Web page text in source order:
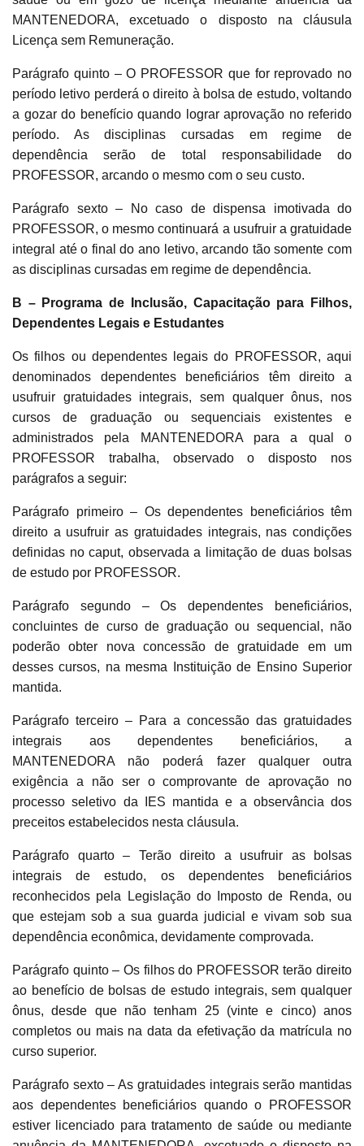
MANTENEDORA, excetuado o disposto na cláusula
Licença sem Remuneração.
Parágrafo quinto – O PROFESSOR que for reprovado no
período letivo perderá o direito à bolsa de estudo, voltando
a gozar do benefício quando lograr aprovação no referido
período. As disciplinas cursadas em regime de
dependência serão de total responsabilidade do
PROFESSOR, arcando o mesmo com o seu custo.
Parágrafo sexto – No caso de dispensa imotivada do
PROFESSOR, o mesmo continuará a usufruir a gratuidade
integral até o final do ano letivo, arcando tão somente com
as disciplinas cursadas em regime de dependência.
B – Programa de Inclusão, Capacitação para Filhos,
Dependentes Legais e Estudantes
Os filhos ou dependentes legais do PROFESSOR, aqui
denominados dependentes beneficiários têm direito a
usufruir gratuidades integrais, sem qualquer ônus, nos
cursos de graduação ou sequenciais existentes e
administrados pela MANTENEDORA para a qual o
PROFESSOR trabalha, observado o disposto nos
parágrafos a seguir:
Parágrafo primeiro – Os dependentes beneficiários têm
direito a usufruir as gratuidades integrais, nas condições
definidas no caput, observada a limitação de duas bolsas
de estudo por PROFESSOR.
Parágrafo segundo – Os dependentes beneficiários,
concluintes de curso de graduação ou sequencial, não
poderão obter nova concessão de gratuidade em um
desses cursos, na mesma Instituição de Ensino Superior
mantida.
Parágrafo terceiro – Para a concessão das gratuidades
integrais aos dependentes beneficiários, a
MANTENEDORA não poderá fazer qualquer outra
exigência a não ser o comprovante de aprovação no
processo seletivo da IES mantida e a observância dos
preceitos estabelecidos nesta cláusula.
Parágrafo quarto – Terão direito a usufruir as bolsas
integrais de estudo, os dependentes beneficiários
reconhecidos pela Legislação do Imposto de Renda, ou
que estejam sob a sua guarda judicial e vivam sob sua
dependência econômica, devidamente comprovada.
Parágrafo quinto – Os filhos do PROFESSOR terão direito
ao benefício de bolsas de estudo integrais, sem qualquer
ônus, desde que não tenham 25 (vinte e cinco) anos
completos ou mais na data da efetivação da matrícula no
curso superior.
Parágrafo sexto – As gratuidades integrais serão mantidas
aos dependentes beneficiários quando o PROFESSOR
estiver licenciado para tratamento de saúde ou mediante